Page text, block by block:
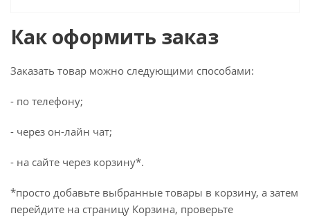
Как оформить заказ
Заказать товар можно следующими способами:
- по телефону;
- через он-лайн чат;
- на сайте через корзину*.
*просто добавьте выбранные товары в корзину, а затем
перейдите на страницу Корзина, проверьте